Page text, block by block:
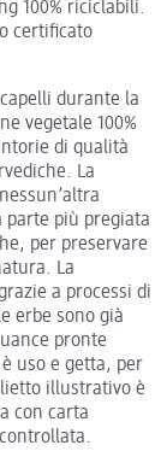
100% riciclabili.
certificato
durante la
vegetale 100%
di qualità
La
parte più pregiata
per preservare
La
a processi di
erbe sono già
pronte
uso e getta, per
illustrativo è
con carta